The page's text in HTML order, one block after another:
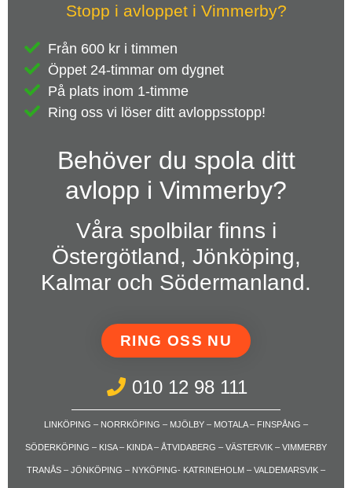
Stopp i avloppet i Vimmerby?
Från 600 kr i timmen
Öppet 24-timmar om dygnet
På plats inom 1-timme
Ring oss vi löser ditt avloppsstopp!
Behöver du spola ditt
avlopp i Vimmerby?
Våra spolbilar finns i
Östergötland, Jönköping,
Kalmar och Södermanland.
RING OSS NU
010 12 98 111
LINKÖPING – NORRKÖPING – MJÖLBY – MOTALA – FINSPÅNG –
SÖDERKÖPING – KISA – KINDA – ÅTVIDABERG – VÄSTERVIK – VIMMERBY
TRANÅS – JÖNKÖPING – NYKÖPING- KATRINEHOLM – VALDEMARSVIK –